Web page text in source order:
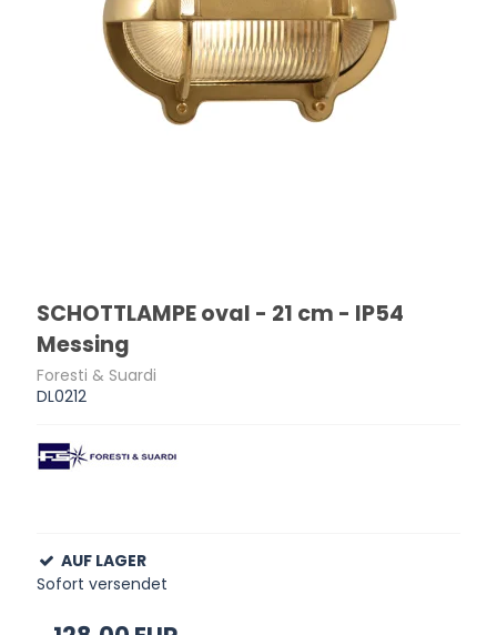
SCHOTTLAMPE oval - 21 cm - IP54
Messing
Foresti & Suardi
DL0212
AUF LAGER
Sofort versendet